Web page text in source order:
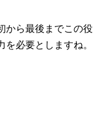
から最後までこの役
必要としますね。